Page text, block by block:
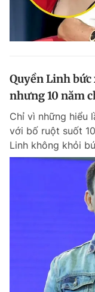
Quyền Linh
nhưng 10 năm
Chỉ vì những hiểu
với bố ruột suốt
Linh không khỏi